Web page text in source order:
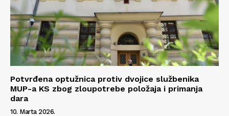
Info
O nama
Kontakt
Impressum
Potvrđena optužnica protiv dvojice službenika
MUP-a KS zbog zloupotrebe položaja i primanja
dara
10. Marta 2026.